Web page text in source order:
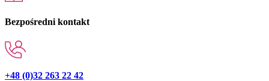
Bezpośredni kontakt
+48 (0)32 263 22 42